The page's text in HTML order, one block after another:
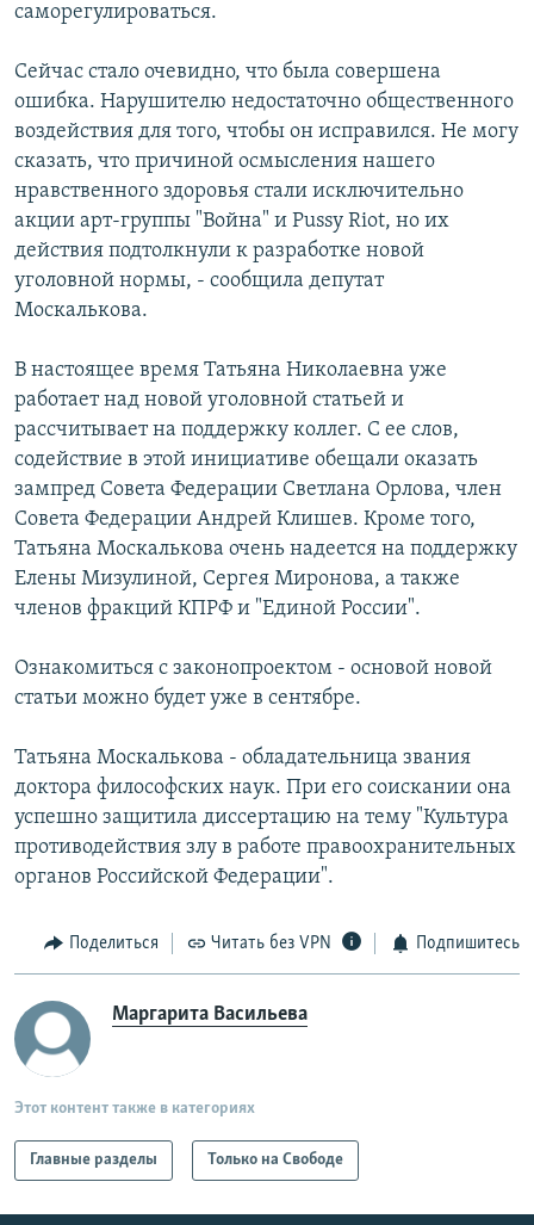
саморегулироваться.
Сейчас стало очевидно, что была совершена
ошибка. Нарушителю недостаточно общественного
воздействия для того, чтобы он исправился. Не могу
сказать, что причиной осмысления нашего
нравственного здоровья стали исключительно
акции арт-группы "Война" и Pussy Riot, но их
действия подтолкнули к разработке новой
уголовной нормы, - сообщила депутат
Москалькова.
В настоящее время Татьяна Николаевна уже
работает над новой уголовной статьей и
рассчитывает на поддержку коллег. С ее слов,
содействие в этой инициативе обещали оказать
зампред Совета Федерации Светлана Орлова, член
Совета Федерации Андрей Клишев. Кроме того,
Татьяна Москалькова очень надеется на поддержку
Елены Мизулиной, Сергея Миронова, а также
членов фракций КПРФ и "Единой России".
Ознакомиться с законопроектом - основой новой
статьи можно будет уже в сентябре.
Татьяна Москалькова - обладательница звания
доктора философских наук. При его соискании она
успешно защитила диссертацию на тему "Культура
противодействия злу в работе правоохранительных
органов Российской Федерации".
Поделиться Читать без VPN Подпишитесь
Маргарита Васильева
Этот контент также в категориях
Главные разделы Только на Свободе